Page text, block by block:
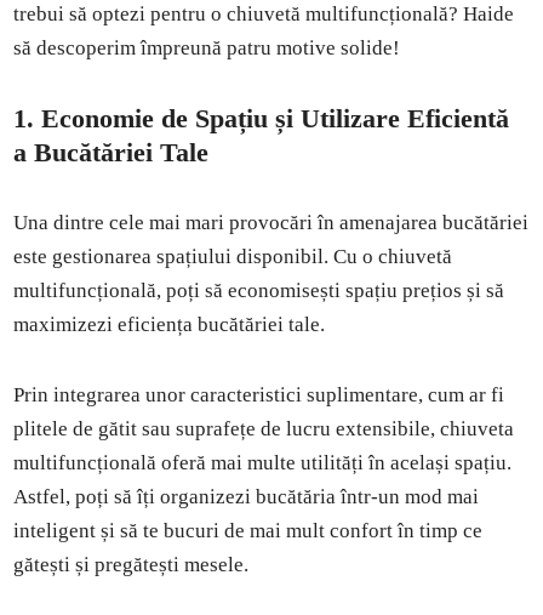
trebui să optezi pentru o chiuvetă multifuncțională? Haide
să descoperim împreună patru motive solide!
1. Economie de Spațiu și Utilizare Eficientă
a Bucătăriei Tale
Una dintre cele mai mari provocări în amenajarea bucătăriei
este gestionarea spațiului disponibil. Cu o chiuvetă
multifuncțională, poți să economisești spațiu prețios și să
maximizezi eficiența bucătăriei tale.
Prin integrarea unor caracteristici suplimentare, cum ar fi
plitele de gătit sau suprafețe de lucru extensibile, chiuveta
multifuncțională oferă mai multe utilități în același spațiu.
Astfel, poți să îți organizezi bucătăria într-un mod mai
inteligent și să te bucuri de mai mult confort în timp ce
gătești și pregătești mesele.